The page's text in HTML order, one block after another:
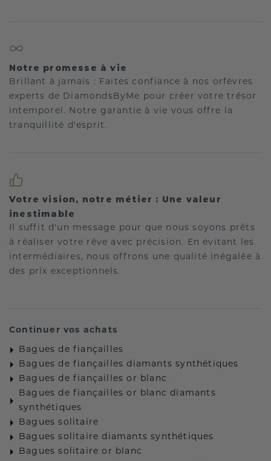
Notre promesse à vie
Brillant à jamais : Faites confiance à nos orfèvres
experts de DiamondsByMe pour créer votre trésor
intemporel. Notre garantie à vie vous offre la
tranquillité d'esprit.
Votre vision, notre métier : Une valeur
inestimable
Il suffit d'un message pour que nous soyons prêts
à réaliser votre rêve avec précision. En évitant les
intermédiaires, nous offrons une qualité inégalée à
des prix exceptionnels.
Continuer vos achats
Bagues de fiançailles
Bagues de fiançailles diamants synthétiques
Bagues de fiançailles or blanc
Bagues de fiançailles or blanc diamants
synthétiques
Bagues solitaire
Bagues solitaire diamants synthétiques
Bagues solitaire or blanc